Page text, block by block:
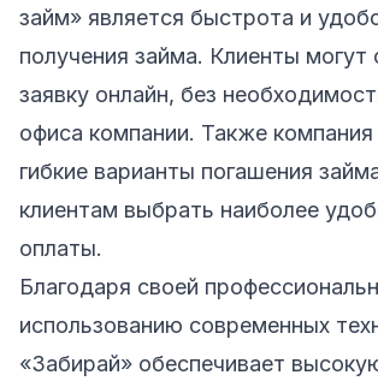
займ» является быстрота и
получения займа. Клиенты могут
заявку онлайн, без
офиса компании. Также компания
гибкие варианты погашения
клиентам выбрать наиболее
оплаты.
Благодаря своей
использованию современных
«Забирай» обеспечивает